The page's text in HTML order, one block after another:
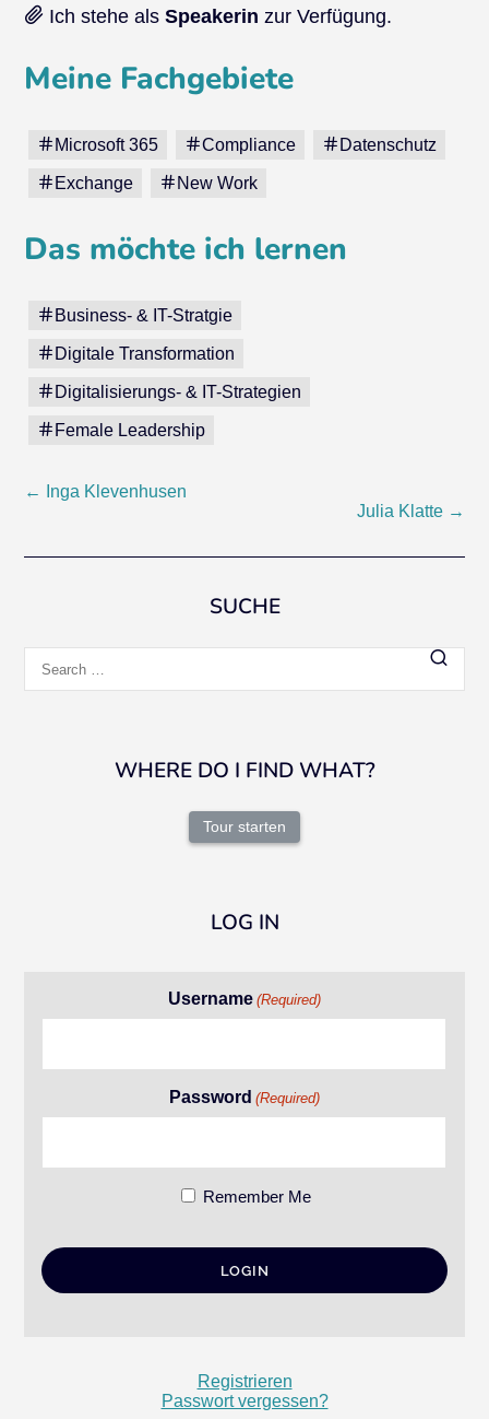
Ich stehe alsSpeakerin zur Verfügung.
Meine Fachgebiete
Microsoft 365 Compliance Datenschutz
Exchange New Work
Das möchte ich lernen
Business- & IT-Stratgie
Digitale Transformation
Digitalisierungs- & IT-Strategien
Female Leadership
Post
←
Inga Klevenhusen
Julia Klatte →
SUCHE
for:
WHERE DO I FIND WHAT?
Tour starten
LOG IN
Username (Required)
Password (Required)
Remember Me
Registrieren
Passwort vergessen?